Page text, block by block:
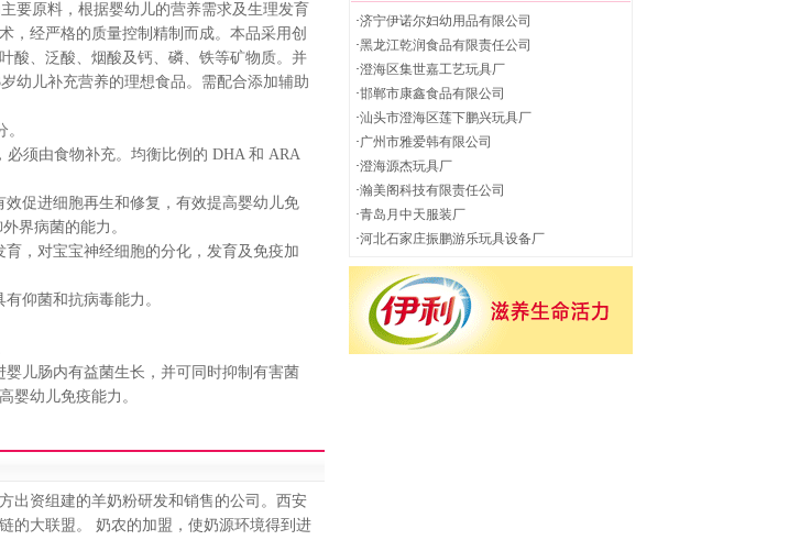
要原料，根据婴幼儿的营养需求及生理发育
，经严格的质量控制精制而成。本品采用创
酸、泛酸、烟酸及钙、磷、铁等矿物质。并
幼儿补充营养的理想食品。需配合添加辅助
须由食物补充。均衡比例的 DHA 和 ARA
促进细胞再生和修复，有效提高婴幼儿免
界病菌的能力。
，对宝宝神经细胞的分化，发育及免疫加
仰菌和抗病毒能力。
儿肠内有益菌生长，并可同时抑制有害菌
婴幼儿免疫能力。
出资组建的羊奶粉研发和销售的公司。西安
的大联盟。 奶农的加盟，使奶源环境得到进
·济宁伊诺尔妇幼用品有限公司
·黑龙江乾润食品有限责任公司
·澄海区集世嘉工艺玩具厂
·邯郸市康鑫食品有限公司
·汕头市澄海区莲下鹏兴玩具厂
·广州市雅爱韩有限公司
·澄海源杰玩具厂
·瀚美阁科技有限责任公司
·青岛月中天服装厂
·河北石家庄振鹏游乐玩具设备厂